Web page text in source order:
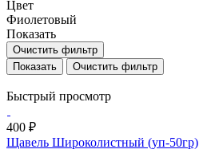
Цвет
Фиолетовый
Показать
Очистить фильтр
Очистить фильтр
Быстрый просмотр
400 ₽
Щавель Широколистный (уп-50гр)